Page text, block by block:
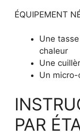
ÉQUIPEMENT
Une
chaleur
Une
Un
PAR